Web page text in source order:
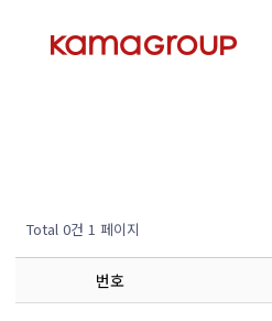
Total 0건 1 페이지
번호